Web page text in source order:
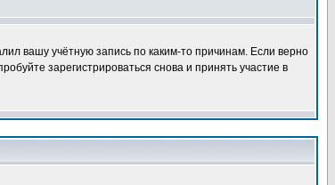
вашу учётную запись по каким-то причинам. Если верно
зарегистрироваться снова и принять участие в